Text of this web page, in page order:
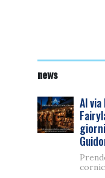
news
Al